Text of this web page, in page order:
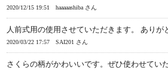
2020/12/15 19:51 haaaaashiba さん
人前式用の使用させていただきます。 ありが
2020/03/22 17:57 SAI201 さん
さくらの柄がかわいいです。ぜひ使わせてい